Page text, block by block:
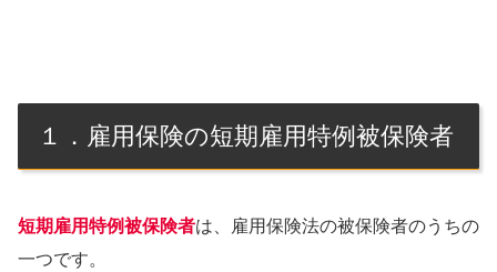
１．雇用保険の短期雇用特例被保険者
短期雇用特例被保険者は、雇用保険法の被保険者のうちの
一つです。